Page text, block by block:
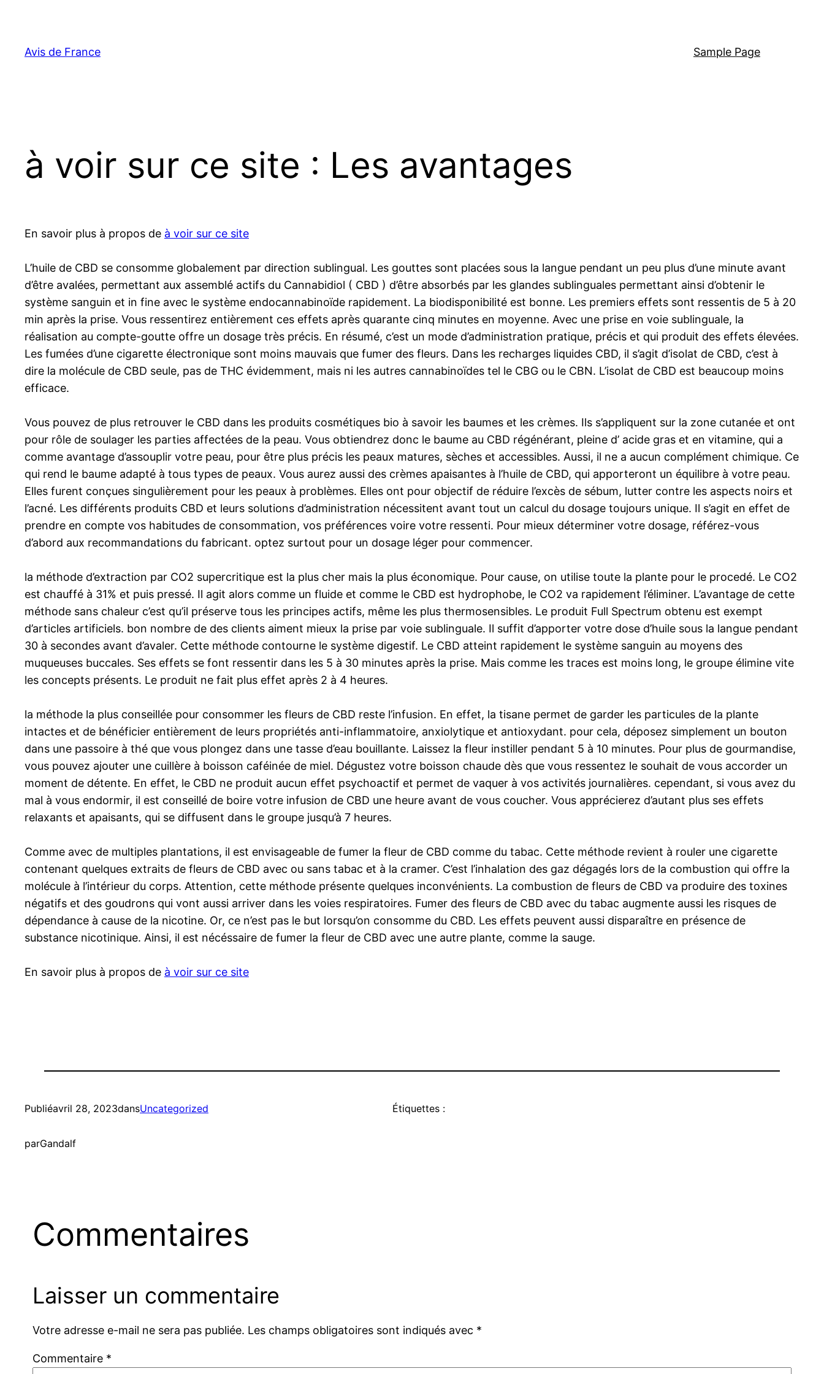
contenu
Avis de France Sample Page
à voir sur ce site : Les avantages
En savoir plus à propos de à voir sur ce site
L’huile de CBD se consomme globalement par direction sublingual. Les gouttes sont placées sous la langue pendant un peu plus d’une minute avant
d’être avalées, permettant aux assemblé actifs du Cannabidiol ( CBD ) d’être absorbés par les glandes sublinguales permettant ainsi d’obtenir le
système sanguin et in fine avec le système endocannabinoïde rapidement. La biodisponibilité est bonne. Les premiers effets sont ressentis de 5 à 20
min après la prise. Vous ressentirez entièrement ces effets après quarante cinq minutes en moyenne. Avec une prise en voie sublinguale, la
réalisation au compte-goutte offre un dosage très précis. En résumé, c’est un mode d’administration pratique, précis et qui produit des effets élevées.
Les fumées d’une cigarette électronique sont moins mauvais que fumer des fleurs. Dans les recharges liquides CBD, il s’agit d’isolat de CBD, c’est à
dire la molécule de CBD seule, pas de THC évidemment, mais ni les autres cannabinoïdes tel le CBG ou le CBN. L’isolat de CBD est beaucoup moins
efficace.
Vous pouvez de plus retrouver le CBD dans les produits cosmétiques bio à savoir les baumes et les crèmes. Ils s’appliquent sur la zone cutanée et ont
pour rôle de soulager les parties affectées de la peau. Vous obtiendrez donc le baume au CBD régénérant, pleine d’ acide gras et en vitamine, qui a
comme avantage d’assouplir votre peau, pour être plus précis les peaux matures, sèches et accessibles. Aussi, il ne a aucun complément chimique. Ce
qui rend le baume adapté à tous types de peaux. Vous aurez aussi des crèmes apaisantes à l’huile de CBD, qui apporteront un équilibre à votre peau.
Elles furent conçues singulièrement pour les peaux à problèmes. Elles ont pour objectif de réduire l’excès de sébum, lutter contre les aspects noirs et
l’acné. Les différents produits CBD et leurs solutions d’administration nécessitent avant tout un calcul du dosage toujours unique. Il s’agit en effet de
prendre en compte vos habitudes de consommation, vos préférences voire votre ressenti. Pour mieux déterminer votre dosage, référez-vous
d’abord aux recommandations du fabricant. optez surtout pour un dosage léger pour commencer.
la méthode d’extraction par CO2 supercritique est la plus cher mais la plus économique. Pour cause, on utilise toute la plante pour le procedé. Le CO2
est chauffé à 31% et puis pressé. Il agit alors comme un fluide et comme le CBD est hydrophobe, le CO2 va rapidement l’éliminer. L’avantage de cette
méthode sans chaleur c’est qu’il préserve tous les principes actifs, même les plus thermosensibles. Le produit Full Spectrum obtenu est exempt
d’articles artificiels. bon nombre de des clients aiment mieux la prise par voie sublinguale. Il suffit d’apporter votre dose d’huile sous la langue pendant
30 à secondes avant d’avaler. Cette méthode contourne le système digestif. Le CBD atteint rapidement le système sanguin au moyens des
muqueuses buccales. Ses effets se font ressentir dans les 5 à 30 minutes après la prise. Mais comme les traces est moins long, le groupe élimine vite
les concepts présents. Le produit ne fait plus effet après 2 à 4 heures.
la méthode la plus conseillée pour consommer les fleurs de CBD reste l’infusion. En effet, la tisane permet de garder les particules de la plante
intactes et de bénéficier entièrement de leurs propriétés anti-inflammatoire, anxiolytique et antioxydant. pour cela, déposez simplement un bouton
dans une passoire à thé que vous plongez dans une tasse d’eau bouillante. Laissez la fleur instiller pendant 5 à 10 minutes. Pour plus de gourmandise,
vous pouvez ajouter une cuillère à boisson caféinée de miel. Dégustez votre boisson chaude dès que vous ressentez le souhait de vous accorder un
moment de détente. En effet, le CBD ne produit aucun effet psychoactif et permet de vaquer à vos activités journalières. cependant, si vous avez du
mal à vous endormir, il est conseillé de boire votre infusion de CBD une heure avant de vous coucher. Vous apprécierez d’autant plus ses effets
relaxants et apaisants, qui se diffusent dans le groupe jusqu’à 7 heures.
Comme avec de multiples plantations, il est envisageable de fumer la fleur de CBD comme du tabac. Cette méthode revient à rouler une cigarette
contenant quelques extraits de fleurs de CBD avec ou sans tabac et à la cramer. C’est l’inhalation des gaz dégagés lors de la combustion qui offre la
molécule à l’intérieur du corps. Attention, cette méthode présente quelques inconvénients. La combustion de fleurs de CBD va produire des toxines
négatifs et des goudrons qui vont aussi arriver dans les voies respiratoires. Fumer des fleurs de CBD avec du tabac augmente aussi les risques de
dépendance à cause de la nicotine. Or, ce n’est pas le but lorsqu’on consomme du CBD. Les effets peuvent aussi disparaître en présence de
substance nicotinique. Ainsi, il est nécéssaire de fumer la fleur de CBD avec une autre plante, comme la sauge.
En savoir plus à propos de à voir sur ce site
Publiéavril 28, 2023dansUncategorized
parGandalf
Étiquettes :
Commentaires
Laisser un commentaire
Votre adresse e-mail ne sera pas publiée. Les champs obligatoires sont indiqués avec *
Commentaire *